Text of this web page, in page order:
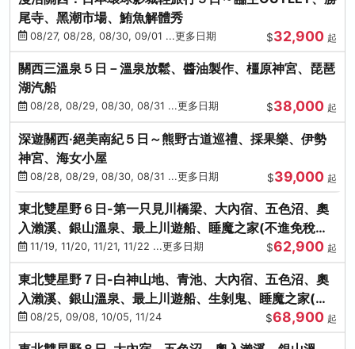
尾寺、黑潮市場、鮪魚解體秀
08/27, 08/28, 08/30, 09/01 ...更多日期 $32,900 起
關西三溫泉５日－溫泉放鬆、醬油製作、橿原神宮、琵琶
湖汽船
08/28, 08/29, 08/30, 08/31 ...更多日期 $38,000 起
深遊關西·絕美南紀５日～熊野古道巡禮、採果樂、伊勢
神宮、海女小屋
08/28, 08/29, 08/30, 08/31 ...更多日期 $39,000 起
東北雙星野６日-第一只見川橋梁、大內宿、五色沼、奧
入瀨溪、銀山溫泉、最上川遊船、睡魔之家(不進免稅店)
(仙/青)
11/19, 11/20, 11/21, 11/22 ...更多日期 $62,900 起
東北雙星野７日-白神山地、青池、大內宿、五色沼、奧
入瀨溪、銀山溫泉、最上川遊船、生剝鬼、睡魔之家(不
進免稅店)(仙/青)
08/25, 09/08, 10/05, 11/24 $68,900 起